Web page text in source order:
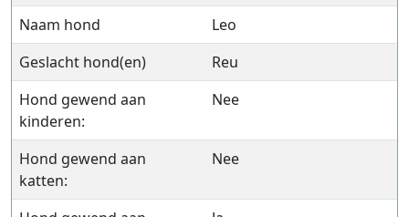
Naam hond
Leo
Geslacht hond(en)
Reu
Hond gewend aan
kinderen:
Nee
Hond gewend aan
katten:
Nee